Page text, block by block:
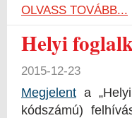
OLVASS TOVÁBB...
Helyi
2015-12-23
Megjelent a
kódszámú)